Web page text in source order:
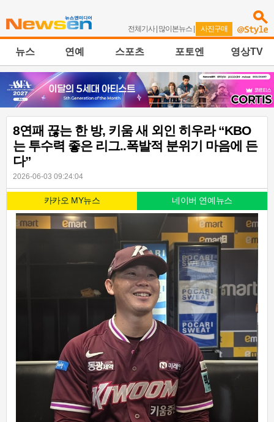
전체기사| 많이본뉴스 | 사진구매
뉴스 연예 스포츠 포토엔 영상TV
8연패 끊는 한 방, 키움 새 외인 히우라 “KBO
는 투수력 좋은 리그..폭발적 분위기 마음에 든
다”
2026-06-03 09:24:04
카카오 MY뉴스 네이버 연예뉴스